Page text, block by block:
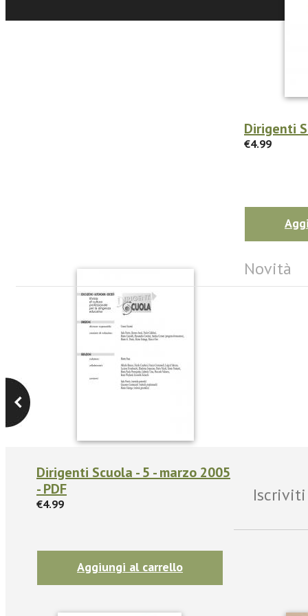
Dirigenti
€4.99
Dirigenti Scuola - 5 - marzo 2005
- PDF
€4.99
Aggiungi al carrello
Novità